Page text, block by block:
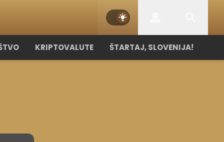
KRIPTOVALUTE ŠTARTAJ, SLOVENIJA!